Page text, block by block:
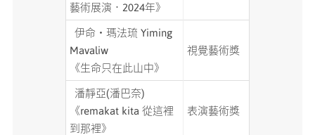
藝術展演．2024年》
伊命・瑪法琉 Yiming
Mavaliw
《生命只在此山中》
視覺藝術獎
潘靜亞(潘巴奈)
《remakat kita 從這裡
到那裡》
表演藝術獎